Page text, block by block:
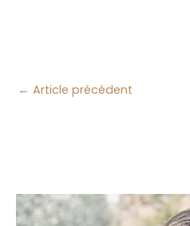
← Article précédent